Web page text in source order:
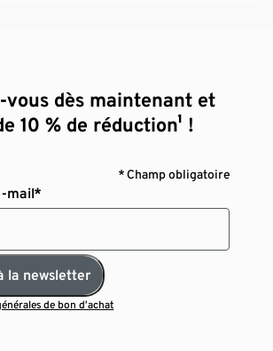
vous dès maintenant et
10 % de réduction¹ !
* Champ obligatoire
mail*
la newsletter
de bon d’achat